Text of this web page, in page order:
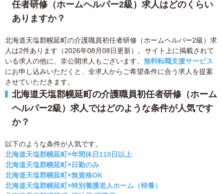
任者研修（ホームヘルパー2級）求人はどのくらい
ありますか？
北海道天塩郡幌延町の介護職員初任者研修（ホームヘルパー2級）求
人は2件あります（2026年08月08日更新）。サイト上に掲載されて
いる求人の他に、非公開求人もございます。 無料転職支援サービス
にお申し込みいただくと、全求人からご希望条件に合う求人を提案
させていただきます。
北海道天塩郡幌延町の介護職員初任者研修（ホーム
ヘルパー2級）求人ではどのような条件が人気です
か？
以下のような条件が人気です。
北海道天塩郡幌延町×年間休日110日以上
北海道天塩郡幌延町×日勤のみ
北海道天塩郡幌延町×無資格OK
北海道天塩郡幌延町×特別養護老人ホーム（特養）